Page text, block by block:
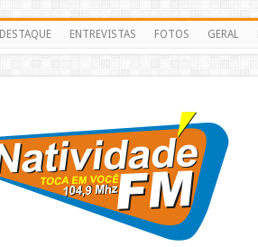
DESTAQUE ENTREVISTAS FOTOS GERAL